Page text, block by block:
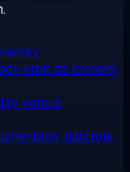
krok za krokem
versus
nástroje,